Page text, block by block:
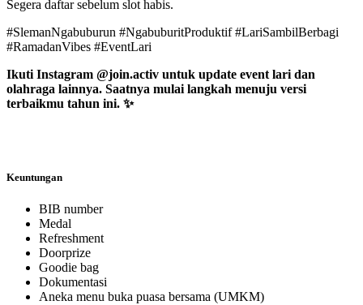
Segera daftar sebelum slot habis.
#SlemanNgabuburun #NgabuburitProduktif #LariSambilBerbagi
#RamadanVibes #EventLari
Ikuti Instagram @join.activ untuk update event lari dan
olahraga lainnya. Saatnya mulai langkah menuju versi
terbaikmu tahun ini. ✨
Keuntungan
BIB number
Medal
Refreshment
Doorprize
Goodie bag
Dokumentasi
Aneka menu buka puasa bersama (UMKM)